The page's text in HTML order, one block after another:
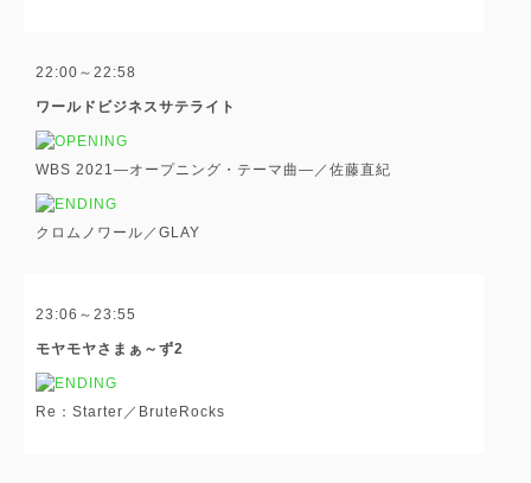
22:00～22:58
ワールドビジネスサテライト
WBS 2021―オープニング・テーマ曲―／佐藤直紀
クロムノワール／GLAY
23:06～23:55
モヤモヤさまぁ～ず2
Re：Starter／BruteRocks